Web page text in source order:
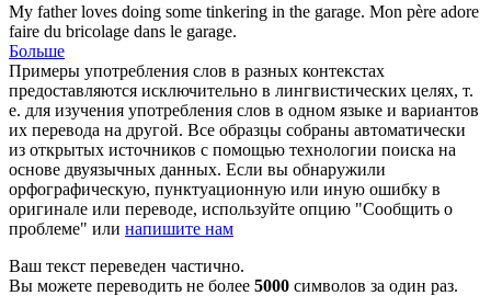
My father loves doing some tinkering in the garage. Mon père adore
faire du bricolage dans le garage.
Больше
Примеры употребления слов в разных контекстах
предоставляются исключительно в лингвистических целях, т.
е. для изучения употребления слов в одном языке и вариантов
их перевода на другой. Все образцы собраны автоматически
из открытых источников с помощью технологии поиска на
основе двуязычных данных. Если вы обнаружили
орфографическую, пунктуационную или иную ошибку в
оригинале или переводе, используйте опцию "Сообщить о
проблеме" или напишите нам
Ваш текст переведен частично.
Вы можете переводить не более 5000 символов за один раз.